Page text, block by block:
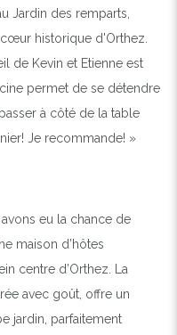
Jardin des remparts,
historique d'Orthez.
de Kevin et Etienne est
permet de se détendre
à côté de la table
Je recommande! »
eu la chance de
maison d’hôtes
centre d’Orthez. La
avec goût, offre un
jardin, parfaitement